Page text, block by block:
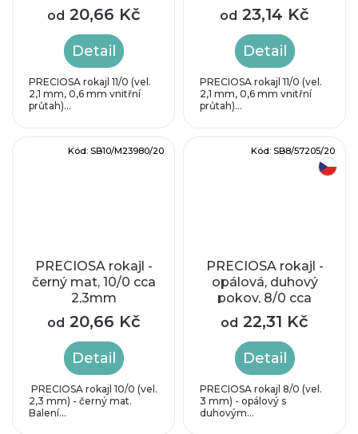
od 20,66 Kč
Detail
PRECIOSA rokajl 11/0 (vel.
2,1 mm, 0,6 mm vnitřní
průtah)...
od 23,14 Kč
Detail
PRECIOSA rokajl 11/0 (vel.
2,1 mm, 0,6 mm vnitřní
průtah)...
PRECIOSA rokajl -
černý mat, 10/0 cca
2,3mm
od 20,66 Kč
Detail
PRECIOSA rokajl 10/0 (vel.
2,3 mm) - černý mat.
Balení...
Kód: SB10/M23980/20
PRECIOSA rokajl -
opálová, duhový
pokov, 8/0 cca
3mm
od 22,31 Kč
Detail
PRECIOSA rokajl 8/0 (vel.
3 mm) - opálový s
duhovým...
Kód: SB8/57205/20